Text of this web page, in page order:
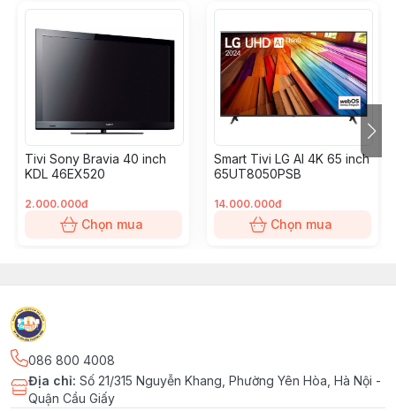
Tivi Sony Bravia 40 inch
KDL 46EX520
2.000.000đ
Chọn mua
Smart Tivi LG AI 4K 65 inch
65UT8050PSB
14.000.000đ
Chọn mua
086 800 4008
Địa chỉ: Số 21/315 Nguyễn Khang, Phường Yên Hòa, Hà Nội -
Quận Cầu Giấy